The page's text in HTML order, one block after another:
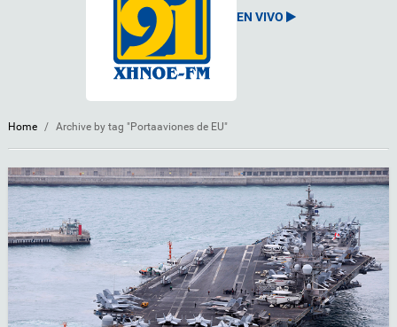
EN VIVO
Home / Archive by tag "Portaaviones de EU"